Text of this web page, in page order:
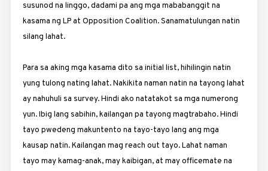
susunod na linggo, dadami pa ang mga mababanggit na
kasama ng LP at Opposition Coalition. Sanamatulungan natin
silang lahat.
Para sa aking mga kasama dito sa initial list, hihilingin natin
yung tulong nating lahat. Nakikita naman natin na tayong lahat
ay nahuhuli sa survey. Hindi ako natatakot sa mga numerong
yun. Ibig lang sabihin, kailangan pa tayong magtrabaho. Hindi
tayo pwedeng makuntento na tayo-tayo lang ang mga
kausap natin. Kailangan mag reach out tayo. Lahat naman
tayo may kamag-anak, may kaibigan, at may officemate na